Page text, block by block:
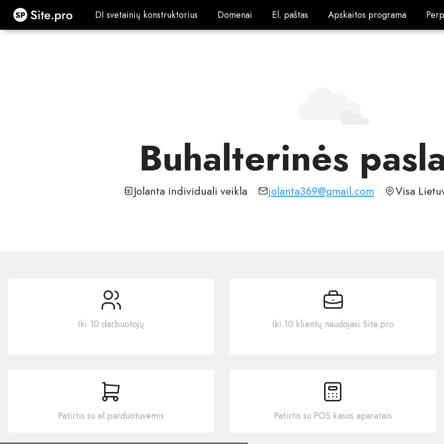
Site.pro DI svetainių konstruktorius
DI svetainių konstruktorius Domenai
Domenai El. paštas
El. paštas Apskaitos programa
Apskaitos programa
Buhalterinės
Jolanta individuali veikla jolanta369@gmail.com Visa
Iki 10 darbuotojų Iki 10 klientų naudojasi Site.pro
Patirtis su el.parduotuvėmis Patirtis su POS kasos aparatais